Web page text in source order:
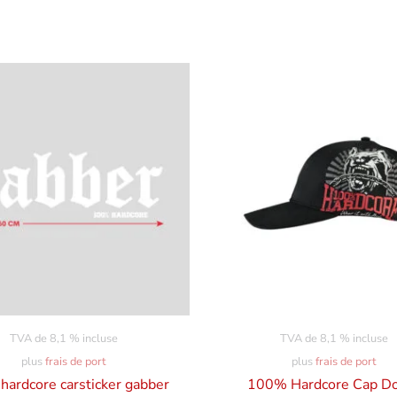
TVA de 8,1 % incluse
plusfrais de port
carsticker gabber
TVA de 8,1 % incluse
plusfrais de port
100% Hardcore Cap